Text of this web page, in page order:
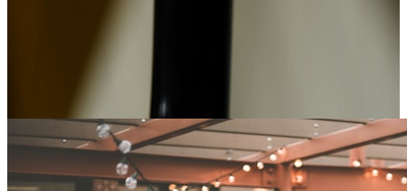
Éditorial